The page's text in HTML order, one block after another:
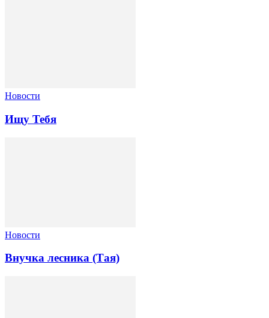
Новости
Ищу Тебя
Новости
Внучка лесника (Тая)